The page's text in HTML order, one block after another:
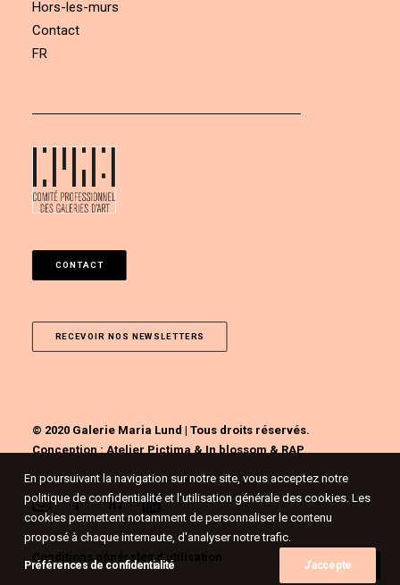
Hors-les-murs
Contact
FR
CONTACT
RECEVOIR NOS NEWSLETTERS
© 2020 Galerie Maria Lund | Tous droits réservés.
Conception :Atelier Pictima&In blossom&RAP
Conditions générales d'utilisation
En poursuivant la navigation sur notre site, vous acceptez notre
politique de confidentialité et l'utilisation générale des cookies. Les
cookies permettent notamment de personnaliser le contenu
proposé à chaque internaute, d'analyser notre trafic.
Préférences de confidentialité J'accepte